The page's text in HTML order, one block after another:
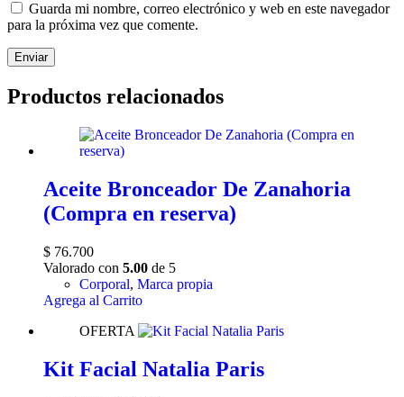
Guarda mi nombre, correo electrónico y web en este navegador
para la próxima vez que comente.
Enviar
Productos relacionados
Aceite Bronceador De Zanahoria
(Compra en reserva)
$ 76.700
Valorado con 5.00 de 5
Corporal, Marca propia
Agrega al Carrito
OFERTA
Kit Facial Natalia Paris